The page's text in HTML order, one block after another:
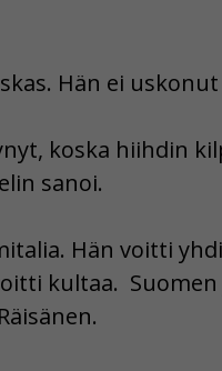
Hän ei
koska hiihdin
sanoi.
Hän voitti
kultaa.